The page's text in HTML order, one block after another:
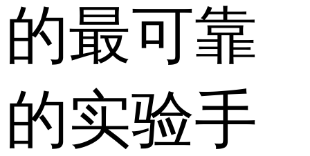
的最可靠
的实验手